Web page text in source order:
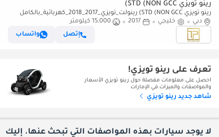
رينو تويزي STD (NON GCC)
رينو تويزي STD (NON GCC) رينولت_تويزي_2017_2018_كهربائية_بالكامل
(للتصدير فقط)
دبي خليجي 2017
15,000 كيلومتر
إتصل
واتساب
تعرف على رينو تويزي!
احصل على معلومات مفصلة حول رينو تويزي الأسعار
والمواصفات والميزات في الإمارات
شاهد جديد رينو تويزي
لا يوجد سيارات بهذه المواصفات التي تبحث عنها. إليك